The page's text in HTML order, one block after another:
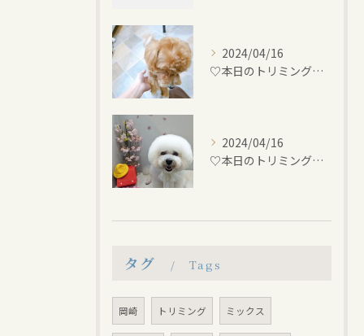
2024/04/16
♡本日のトリミング♡⁠~岡崎トリミングサロン~
2024/04/16
♡本日のトリミング♡⁠~岡崎トリミングサロン~
タグ Tags
岡崎 トリミング ミックス